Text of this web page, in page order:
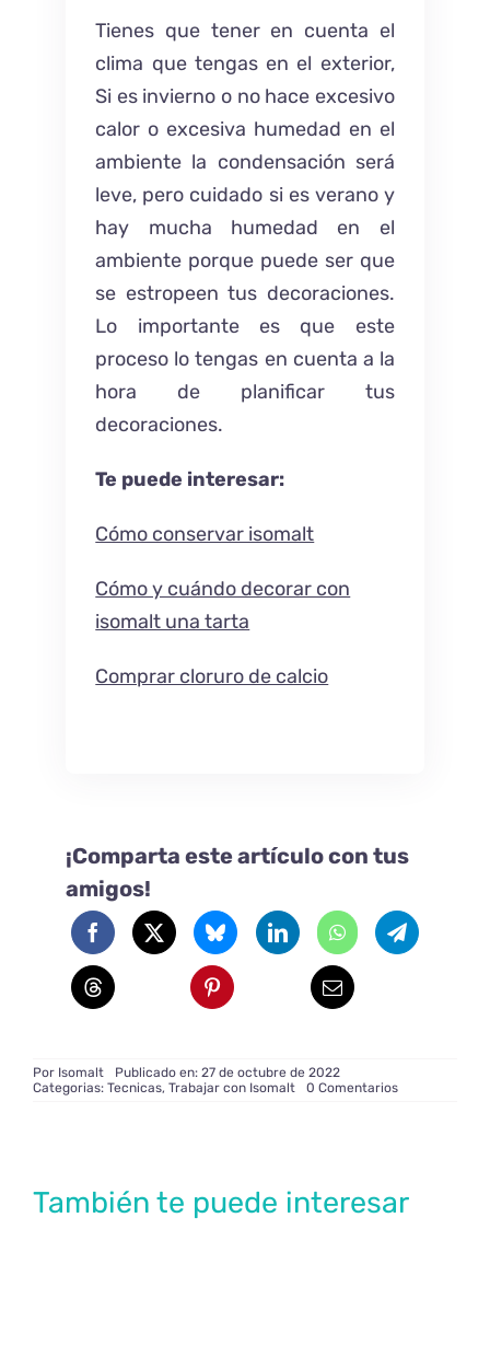
Tienes que tener en cuenta el
clima que tengas en el exterior,
Si es invierno o no hace excesivo
calor o excesiva humedad en el
ambiente la condensación será
leve, pero cuidado si es verano y
hay mucha humedad en el
ambiente porque puede ser que
se estropeen tus decoraciones.
Lo importante es que este
proceso lo tengas en cuenta a la
hora de planificar tus
decoraciones.
Te puede interesar:
Cómo conservar isomalt
Cómo y cuándo decorar con
isomalt una tarta
Comprar cloruro de calcio
¡Comparta este artículo con tus
amigos!
Por Isomalt
Publicado en: 27 de octubre de 2022
Categorias: Tecnicas, Trabajar con Isomalt 0 Comentarioson
También te puede interesar